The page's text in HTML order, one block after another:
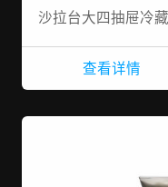
查看详情